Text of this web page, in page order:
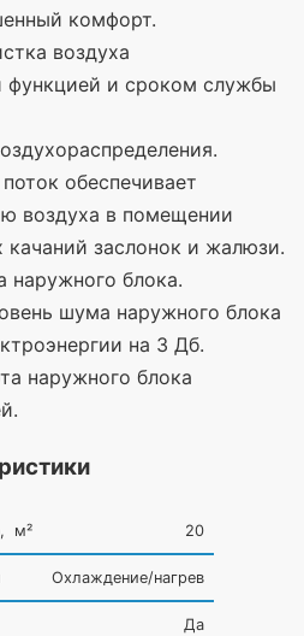
комфорт.
воздуха
функцией и сроком службы
обеспечивает
воздуха в помещении
качаний заслонок и жалюзи.
блока.
шума наружного блока
на 3 Дб.
наружного блока
м² 20
Охлаждение/нагрев
Да